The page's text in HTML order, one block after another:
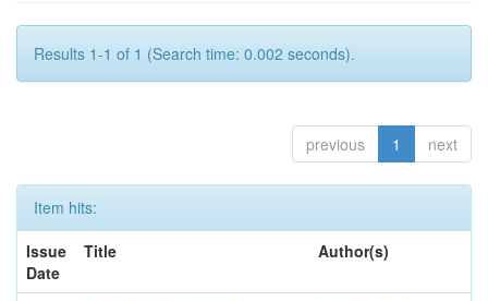
Results 1-1 of 1 (Search time: 0.002 seconds).
previous 1 next
Item hits:
Issue
Date
Title Author(s)